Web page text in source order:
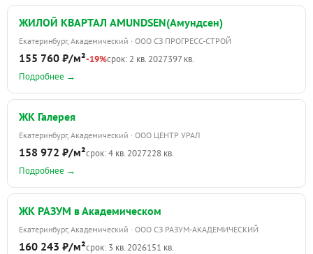
ЖИЛОЙ КВАРТАЛ AMUNDSEN(Амундсен)
Екатеринбург, Академический · ООО СЗ ПРОГРЕСС-СТРОЙ
155 760 ₽/м²-19%срок: 2 кв. 2027397 кв.
Подробнее →
ЖК Галерея
Екатеринбург, Академический · ООО ЦЕНТР УРАЛ
158 972 ₽/м²срок: 4 кв. 2027228 кв.
Подробнее →
ЖК РАЗУМ в Академическом
Екатеринбург, Академический · ООО СЗ РАЗУМ-АКАДЕМИЧЕСКИЙ
160 243 ₽/м²срок: 3 кв. 2026151 кв.